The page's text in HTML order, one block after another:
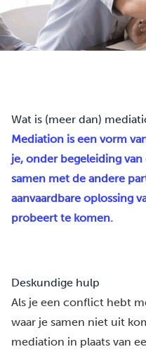
Wat is (meer dan)
Mediation is een vorm
je, onder begeleiding
samen met de andere
aanvaardbare oplossing
probeert te komen.
Deskundige hulp
Als je een conflict hebt
waar je samen niet uit
mediation in plaats van